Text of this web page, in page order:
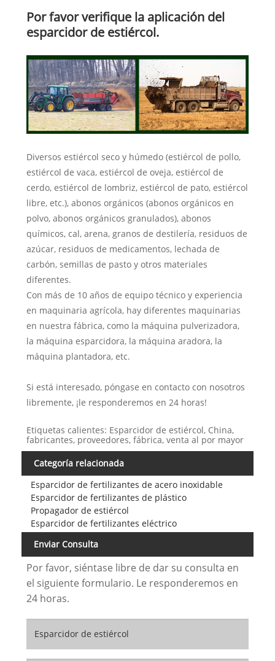
Por favor verifique la aplicación del
esparcidor de estiércol.
Diversos estiércol seco y húmedo (estiércol de pollo,
estiércol de vaca, estiércol de oveja, estiércol de
cerdo, estiércol de lombriz, estiércol de pato, estiércol
libre, etc.), abonos orgánicos (abonos orgánicos en
polvo, abonos orgánicos granulados), abonos
químicos, cal, arena, granos de destilería, residuos de
azúcar, residuos de medicamentos, lechada de
carbón, semillas de pasto y otros materiales
diferentes.
Con más de 10 años de equipo técnico y experiencia
en maquinaria agrícola, hay diferentes maquinarias
en nuestra fábrica, como la máquina pulverizadora,
la máquina esparcidora, la máquina aradora, la
máquina plantadora, etc.
Si está interesado, póngase en contacto con nosotros
libremente, ¡le responderemos en 24 horas!
Etiquetas calientes: Esparcidor de estiércol, China,
fabricantes, proveedores, fábrica, venta al por mayor
Categoría relacionada
Esparcidor de fertilizantes de acero inoxidable
Esparcidor de fertilizantes de plástico
Propagador de estiércol
Esparcidor de fertilizantes eléctrico
Enviar Consulta
Por favor, siéntase libre de dar su consulta en
el siguiente formulario. Le responderemos en
24 horas.